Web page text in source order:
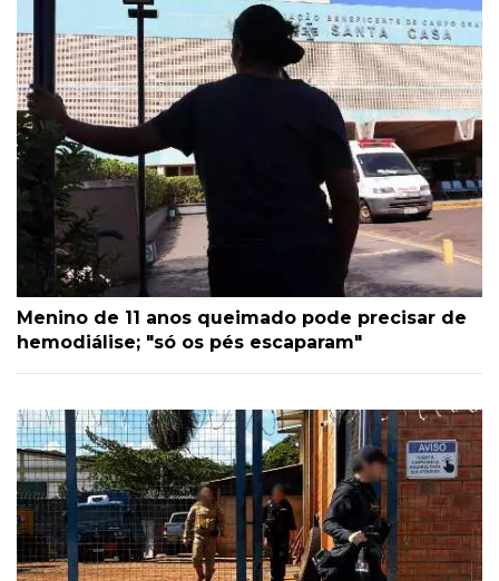
Menino de 11 anos queimado pode precisar de
hemodiálise; "só os pés escaparam"